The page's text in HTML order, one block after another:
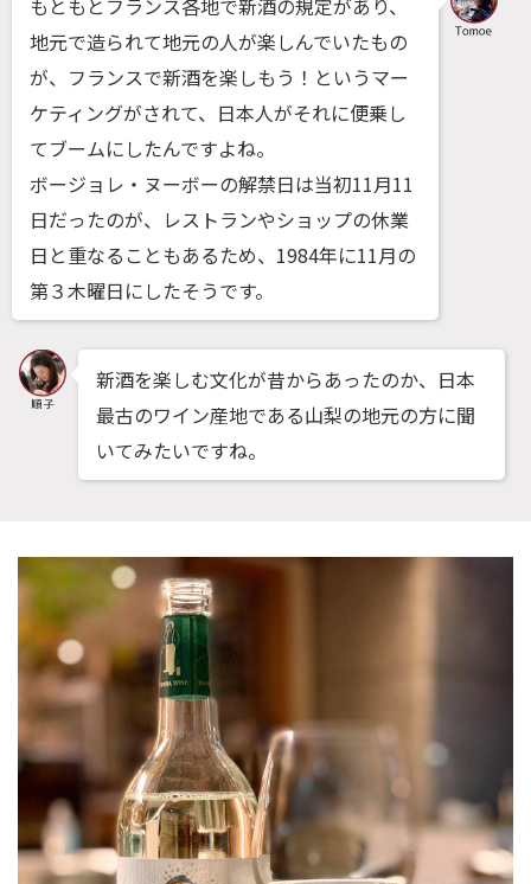
もともとフランス各地で新酒の規定があり、
地元で造られて地元の人が楽しんでいたもの
が、フランスで新酒を楽しもう！というマー
ケティングがされて、日本人がそれに便乗し
てブームにしたんですよね。
ボージョレ・ヌーボーの解禁日は当初11月11
日だったのが、レストランやショップの休業
日と重なることもあるため、1984年に11月の
第３木曜日にしたそうです。
新酒を楽しむ文化が昔からあったのか、日本
最古のワイン産地である山梨の地元の方に聞
いてみたいですね。